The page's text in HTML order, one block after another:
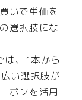
いで単価を
選択肢にな
は、1本から
い選択肢が
ポンを活用